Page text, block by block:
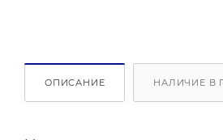
ОПИСАНИЕ НАЛИЧИЕ В